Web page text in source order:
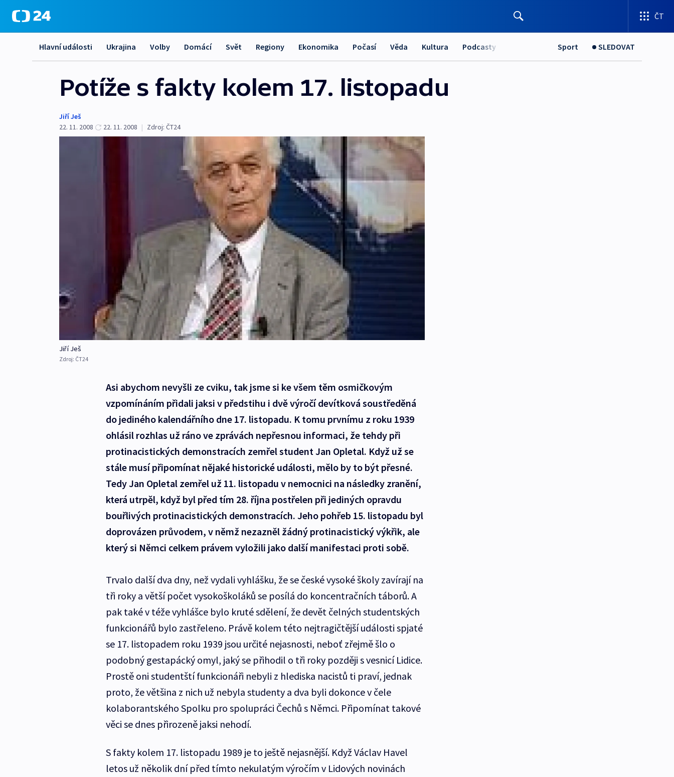
ČT
Hlavní události Ukrajina Volby Domácí Svět Regiony Ekonomika Počasí Věda Kultura Podcasty Sport SLEDOVAT
Potíže s fakty kolem 17. listopadu
Jiří Ješ
22. 11. 2008
22. 11. 2008 | Zdroj: ČT24
Jiří Ješ
Zdroj: ČT24
Asi abychom nevyšli ze cviku, tak jsme si ke všem těm osmičkovým
vzpomínáním přidali jaksi v předstihu i dvě výročí devítková soustředěná
do jediného kalendářního dne 17. listopadu. K tomu prvnímu z roku 1939
ohlásil rozhlas už ráno ve zprávách nepřesnou informaci, že tehdy při
protinacistických demonstracích zemřel student Jan Opletal. Když už se
stále musí připomínat nějaké historické události, mělo by to být přesné.
Tedy Jan Opletal zemřel už 11. listopadu v nemocnici na následky zranění,
která utrpěl, když byl před tím 28. října postřelen při jediných opravdu
bouřlivých protinacistických demonstracích. Jeho pohřeb 15. listopadu byl
doprovázen průvodem, v němž nezazněl žádný protinacistický výkřik, ale
který si Němci celkem právem vyložili jako další manifestaci proti sobě.
Trvalo další dva dny, než vydali vyhlášku, že se české vysoké školy zavírají na
tři roky a větší počet vysokoškoláků se posílá do koncentračních táborů. A
pak také v téže vyhlášce bylo kruté sdělení, že devět čelných studentských
funkcionářů bylo zastřeleno. Právě kolem této nejtragičtější události spjaté
se 17. listopadem roku 1939 jsou určité nejasnosti, neboť zřejmě šlo o
podobný gestapácký omyl, jaký se přihodil o tři roky později s vesnicí Lidice.
Prostě oni studentští funkcionáři nebyli z hlediska nacistů ti praví, jednak
proto, že většina z nich už nebyla studenty a dva byli dokonce v čele
kolaborantského Spolku pro spolupráci Čechů s Němci. Připomínat takové
věci se dnes přirozeně jaksi nehodí.
S fakty kolem 17. listopadu 1989 je to ještě nejasnější. Když Václav Havel
letos už několik dní před tímto nekulatým výročím v Lidových novinách